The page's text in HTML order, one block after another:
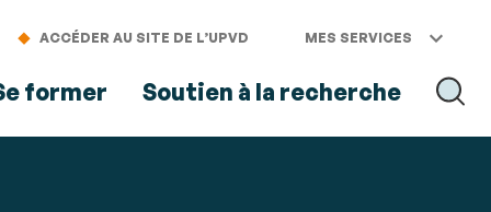
ACCÉDER AU SITE DE L’UPVD MES SERVICES
former Soutien à la recherche